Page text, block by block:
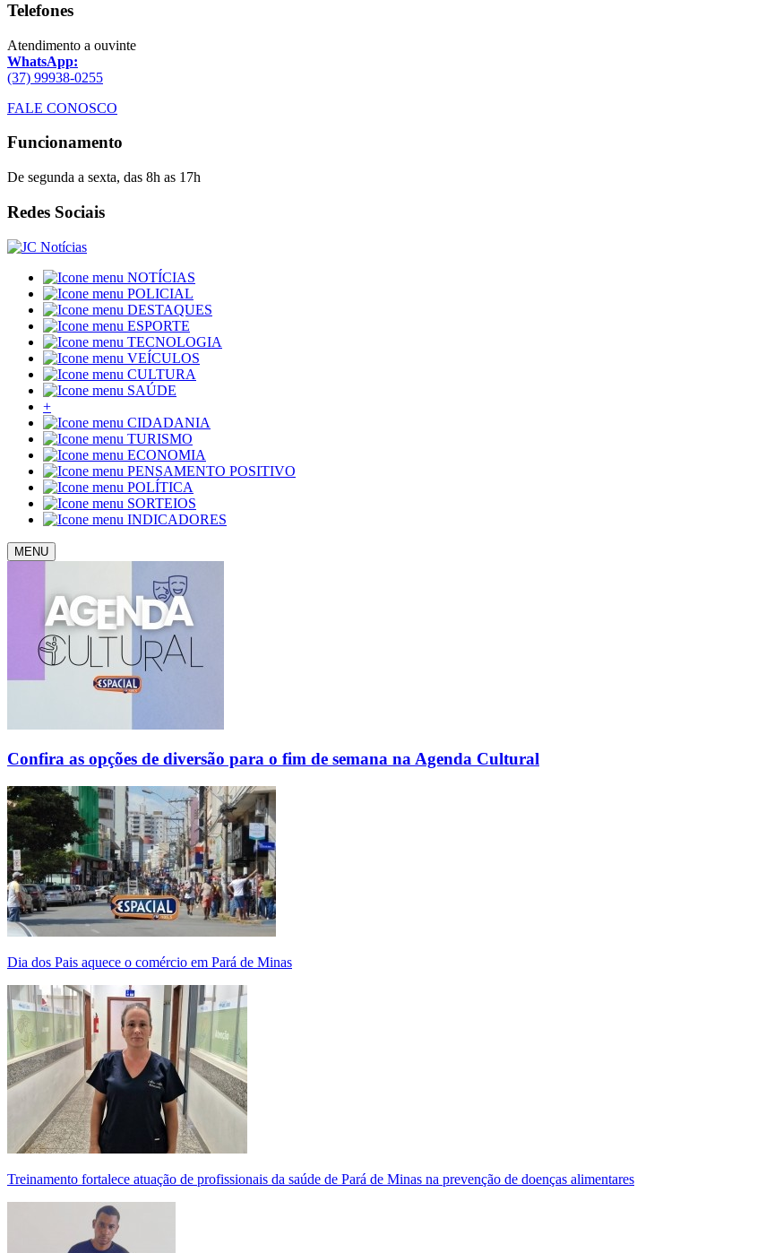
Telefones
Atendimento a ouvinte
WhatsApp:
(37) 99938-0255
FALE CONOSCO
Funcionamento
De segunda a sexta, das 8h as 17h
Redes Sociais
NOTÍCIAS
POLICIAL
DESTAQUES
ESPORTE
TECNOLOGIA
VEÍCULOS
CULTURA
SAÚDE
+
CIDADANIA
TURISMO
ECONOMIA
PENSAMENTO POSITIVO
POLÍTICA
SORTEIOS
INDICADORES
MENU
Confira as opções de diversão para o fim de semana na Agenda Cultural
Dia dos Pais aquece o comércio em Pará de Minas
Treinamento fortalece atuação de profissionais da saúde de Pará de Minas na prevenção de doenças alimentares